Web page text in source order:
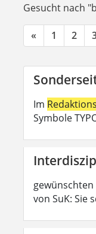
Gesucht nach
« 1 2
Im
Symbole
von SuK: Sie